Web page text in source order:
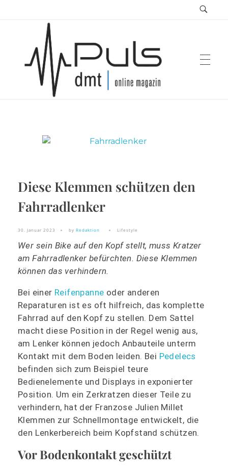
Diese Klemmen schützen den
Fahrradlenker
30. Januar 2023 by Redaktion Lifestyle
Wer sein Bike auf den Kopf stellt, muss Kratzer
am Fahrradlenker befürchten. Diese Klemmen
können das verhindern.
Bei einer Reifenpanne oder anderen
Reparaturen ist es oft hilfreich, das komplette
Fahrrad auf den Kopf zu stellen. Dem Sattel
macht diese Position in der Regel wenig aus,
am Lenker können jedoch Anbauteile unterm
Kontakt mit dem Boden leiden. Bei Pedelecs
befinden sich zum Beispiel teure
Bedienelemente und Displays in exponierter
Position. Um ein Zerkratzen dieser Teile zu
verhindern, hat der Franzose Julien Millet
Klemmen zur Schnellmontage entwickelt, die
den Lenkerbereich beim Kopfstand schützen.
Vor Bodenkontakt geschützt